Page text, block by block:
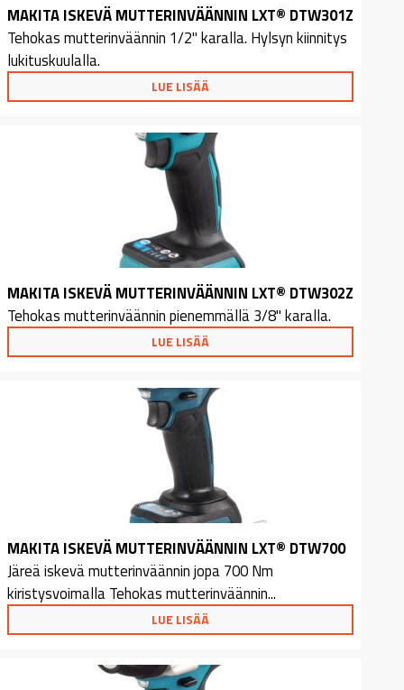
MAKITA ISKEVÄ MUTTERINVÄÄNNIN LXT® DTW301Z
Tehokas mutterinväännin 1/2" karalla. Hylsyn kiinnitys
lukituskuulalla.
LUE LISÄÄ
MAKITA ISKEVÄ MUTTERINVÄÄNNIN LXT® DTW302Z
Tehokas mutterinväännin pienemmällä 3/8" karalla.
LUE LISÄÄ
MAKITA ISKEVÄ MUTTERINVÄÄNNIN LXT® DTW700
Järeä iskevä mutterinväännin jopa 700 Nm
kiristysvoimalla Tehokas mutterinväännin...
LUE LISÄÄ